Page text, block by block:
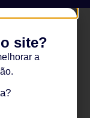
site?
a